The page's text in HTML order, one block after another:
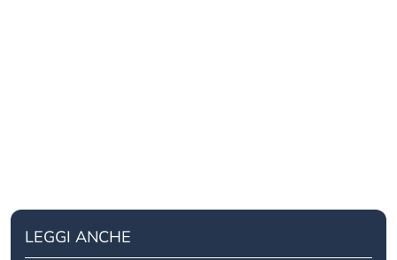
LEGGI ANCHE